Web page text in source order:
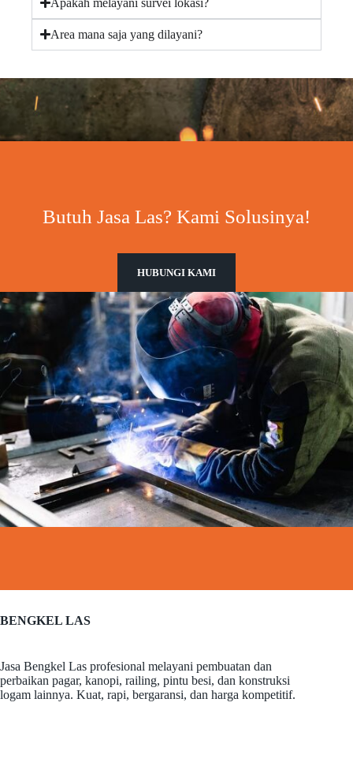
Apakah melayani survei lokasi?
Area mana saja yang dilayani?
Butuh Jasa Las? Kami Solusinya!
HUBUNGI KAMI
BENGKEL LAS
Jasa Bengkel Las profesional melayani pembuatan dan
perbaikan pagar, kanopi, railing, pintu besi, dan konstruksi
logam lainnya. Kuat, rapi, bergaransi, dan harga kompetitif.